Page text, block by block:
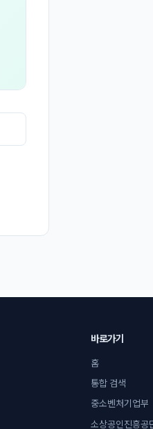
바로가기
홈
통합 검색
중소벤처기업부
소상공인진흥공